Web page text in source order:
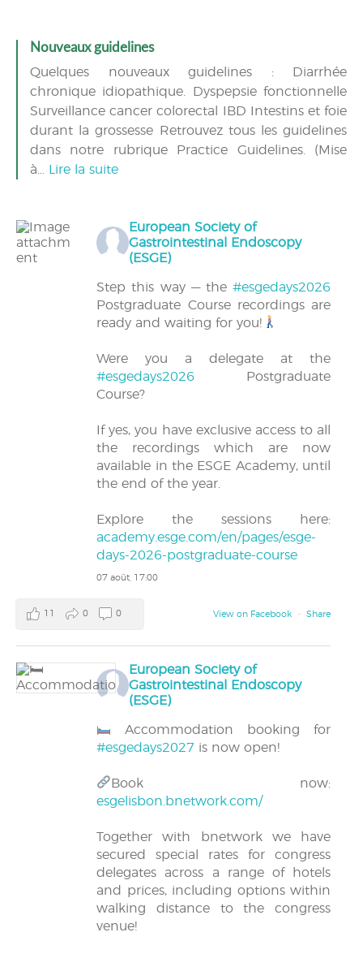
Nouveaux guidelines
Quelques nouveaux guidelines : Diarrhée
chronique idiopathique. Dyspepsie fonctionnelle
Surveillance cancer colorectal IBD Intestins et foie
durant la grossesse Retrouvez tous les guidelines
dans notre rubrique Practice Guidelines. (Mise
à… Lire la suite
European Society of
Gastrointestinal Endoscopy
(ESGE)
Step this way — the #esgedays2026
Postgraduate Course recordings are
ready and waiting for you!
Were you a delegate at the
#esgedays2026 Postgraduate
Course?
If yes, you have exclusive access to all
the recordings which are now
available in the ESGE Academy, until
the end of the year.
Explore the sessions here:
academy.esge.com/en/pages/esge-
days-2026-postgraduate-course
07 août, 17:00
View on Facebook · Share
11 0 0
European Society of
Gastrointestinal Endoscopy
(ESGE)
Accommodation booking for
#esgedays2027 is now open!
Book now:
esgelisbon.bnetwork.com/
Together with bnetwork we have
secured special rates for congress
delegates across a range of hotels
and prices, including options within
walking distance to the congress
venue!